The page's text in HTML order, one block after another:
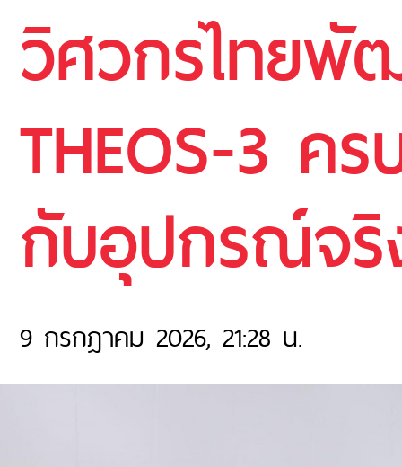
วิศวกรไทยพั
THEOS-3 ค
กับอุปกรณ์จริ
9 กรกฎาคม 2026, 21:28 น.